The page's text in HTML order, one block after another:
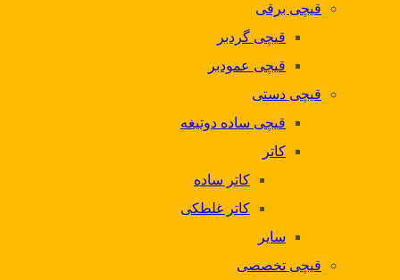
قیچی برقی
قیچی گردبر
قیچی عمودبر
قیچی دستی
قیچی ساده دوتیغه
کاتر
کاتر ساده
کاتر غلطکی
سایر
قیچی تخصصی